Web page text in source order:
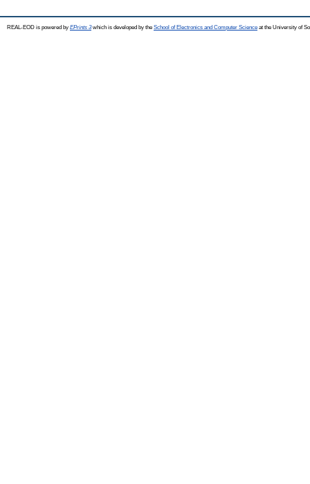
REAL-EOD is powered by EPrints 3which is developed by the School of Electronics and Computer Science at the University of